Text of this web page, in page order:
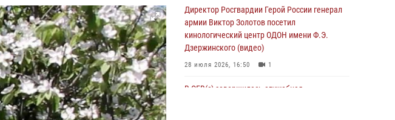
В центре Москвы росгвардейцы задержали
мужчину, пытавшегося проникнуть на
охраняемый объект через крышу (видео)
07 августа 2026, 08:04
Директор Росгвардии Герой России генерал
армии Виктор Золотов посетил
кинологический центр ОДОН имени Ф.Э.
Дзержинского (видео)
28 июля 2026, 16:50 1
В ОГВ(с) завершилась служебная